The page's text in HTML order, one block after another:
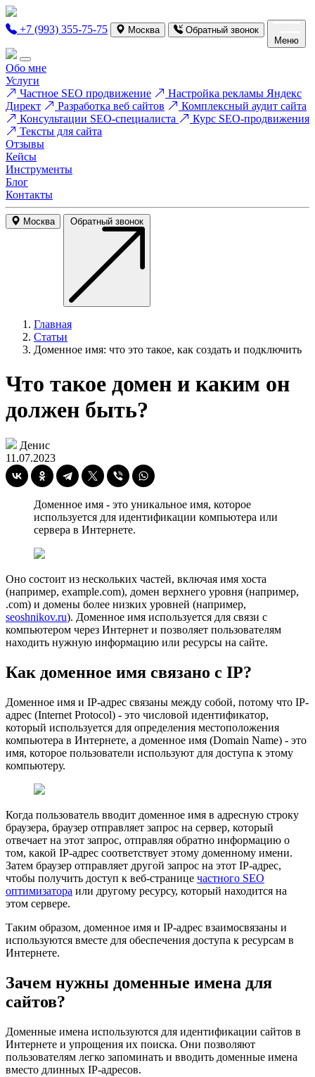
+7 (993) 355-75-75 Москва
Обратный звонок
Меню
Обо мне
Услуги
Частное SEO продвижение
Настройка рекламы Яндекс
Директ
Разработка веб сайтов
Комплексный аудит сайта
Консультации SEO-специалиста
Курс SEO-продвижения
Тексты для сайта
Отзывы
Кейсы
Инструменты
Блог
Контакты
Москва Обратный звонок
Главная
Статьи
Доменное имя: что это такое, как создать и подключить
Что такое домен и каким он
должен быть?
Денис
11.07.2023
Доменное имя - это уникальное имя, которое
используется для идентификации компьютера или
сервера в Интернете.
Оно состоит из нескольких частей, включая имя хоста
(например, example.com), домен верхнего уровня (например,
.com) и домены более низких уровней (например,
seoshnikov.ru). Доменное имя используется для связи с
компьютером через Интернет и позволяет пользователям
находить нужную информацию или ресурсы на сайте.
Как доменное имя связано с IP?
Доменное имя и IP-адрес связаны между собой, потому что IP-
адрес (Internet Protocol) - это числовой идентификатор,
который используется для определения местоположения
компьютера в Интернете, а доменное имя (Domain Name) - это
имя, которое пользователи используют для доступа к этому
компьютеру.
Когда пользователь вводит доменное имя в адресную строку
браузера, браузер отправляет запрос на сервер, который
отвечает на этот запрос, отправляя обратно информацию о
том, какой IP-адрес соответствует этому доменному имени.
Затем браузер отправляет другой запрос на этот IP-адрес,
чтобы получить доступ к веб-странице частного SEO
оптимизатора или другому ресурсу, который находится на
этом сервере.
Таким образом, доменное имя и IP-адрес взаимосвязаны и
используются вместе для обеспечения доступа к ресурсам в
Интернете.
Зачем нужны доменные имена для
сайтов?
Доменные имена используются для идентификации сайтов в
Интернете и упрощения их поиска. Они позволяют
пользователям легко запоминать и вводить доменные имена
вместо длинных IP-адресов.